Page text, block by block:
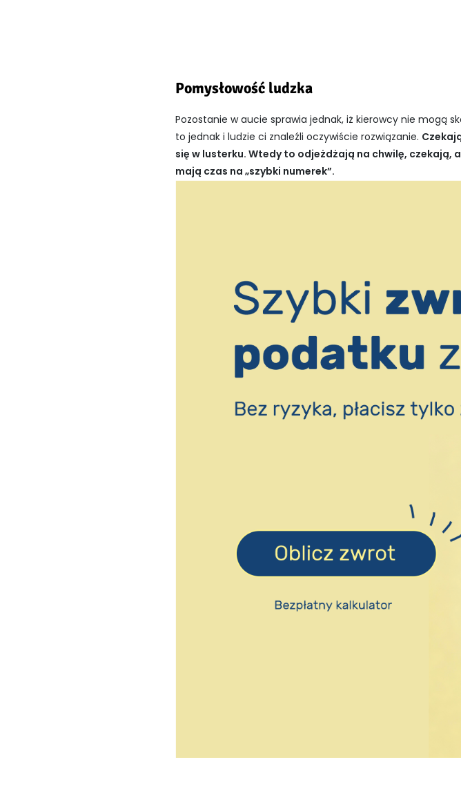
Pomysłowość ludzka
Pozostanie w aucie sprawia jednak, iż kierowcy nie mogą
to jednak i ludzie ci znaleźli oczywiście rozwiązanie.
się w lusterku. Wtedy to odjeżdżają na chwilę, czekają,
mają czas na „szybki numerek”.